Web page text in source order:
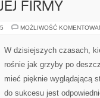
FIRMY
MOŻLIWOŚĆ
W dzisiejszych czasach,
rośnie jak grzyby po
mieć pięknie wyglądającą
do sukcesu jest